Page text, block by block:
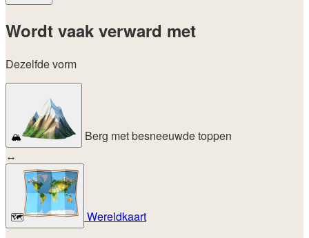
Wordt vaak verward met
Dezelfde vorm
🏔️
Berg met besneeuwde toppen
↔
🗺️
Wereldkaart